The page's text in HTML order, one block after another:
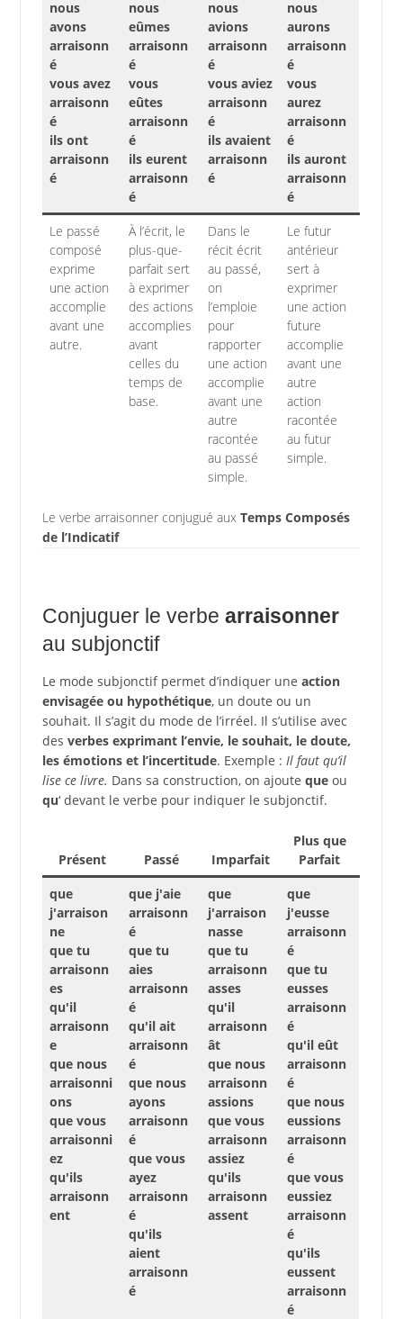
nous
avons
arraisonn
é
vous avez
arraisonn
é
ils ont
arraisonn
é
nous
eûmes
arraisonn
é
vous
eûtes
arraisonn
é
ils eurent
arraisonn
é
nous
avions
arraisonn
é
vous aviez
arraisonn
é
ils avaient
arraisonn
é
nous
aurons
arraisonn
é
vous
aurez
arraisonn
é
ils auront
arraisonn
é
Le passé
composé
exprime
une action
accomplie
avant une
autre.
À l’écrit, le
plus-que-
parfait sert
à exprimer
des actions
accomplies
avant
celles du
temps de
base.
Dans le
récit écrit
au passé,
on
l’emploie
pour
rapporter
une action
accomplie
avant une
autre
racontée
au passé
simple.
Le futur
antérieur
sert à
exprimer
une action
future
accomplie
avant une
autre
action
racontée
au futur
simple.
Le verbe arraisonner conjugué aux Temps Composés
de l’Indicatif
Conjuguer le verbe arraisonner
au subjonctif
Le mode subjonctif permet d’indiquer une action
envisagée ou hypothétique, un doute ou un
souhait. Il s’agit du mode de l’irréel. Il s’utilise avec
des verbes exprimant l’envie, le souhait, le doute,
les émotions et l’incertitude. Exemple : Il faut qu’il
lise ce livre. Dans sa construction, on ajoute queou
qu‘ devant le verbe pour indiquer le subjonctif.
Présent Passé Imparfait
Plus que
Parfait
que
j'arraison
ne
que tu
arraisonn
es
qu'il
arraisonn
e
que nous
arraisonni
ons
que vous
arraisonni
ez
qu'ils
arraisonn
ent
que j'aie
arraisonn
é
que tu
aies
arraisonn
é
qu'il ait
arraisonn
é
que nous
ayons
arraisonn
é
que vous
ayez
arraisonn
é
qu'ils
aient
arraisonn
é
que
j'arraison
nasse
que tu
arraisonn
asses
qu'il
arraisonn
ât
que nous
arraisonn
assions
que vous
arraisonn
assiez
qu'ils
arraisonn
assent
que
j'eusse
arraisonn
é
que tu
eusses
arraisonn
é
qu'il eût
arraisonn
é
que nous
eussions
arraisonn
é
que vous
eussiez
arraisonn
é
qu'ils
eussent
arraisonn
é